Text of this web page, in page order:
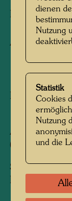
Person in a
Aquarell
1949
Painted in
150 mm x
Aquarell auf
Sammlung:
Private
dienen
Nutzung
Statistik
Cookies
Nutzung
und die